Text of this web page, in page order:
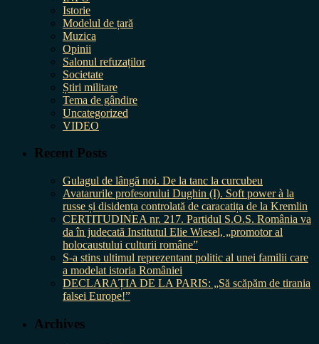
Istorie
Modelul de țară
Muzica
Opinii
Salonul refuzaților
Societate
Știri militare
Tema de gândire
Uncategorized
VIDEO
Recent Posts
Gulagul de lângă noi. De la tanc la curcubeu
Avatarurile profesorului Dughin (I). Soft power à la
russe și disidența controlată de caracatița de la Kremlin
CERTITUDINEA nr. 217. Partidul S.O.S. România va
da în judecată Institutul Elie Wiesel, „promotor al
holocaustului culturii române”
S-a stins ultimul reprezentant politic al unei familii care
a modelat istoria României
DECLARAȚIA DE LA PARIS: „Să scăpăm de tirania
falsei Europe!”
Archives